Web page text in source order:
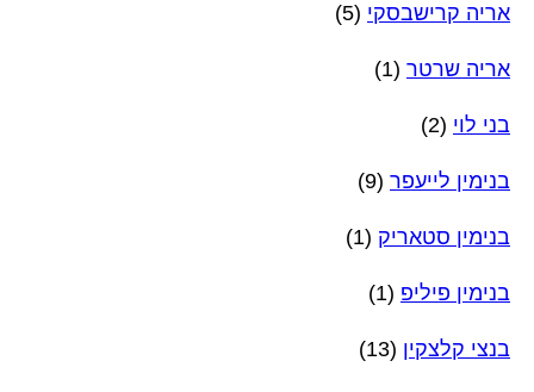
אריה קרישבסקי (5)
אריה שרטר (1)
בני לוי (2)
בנימין לייעפר (9)
בנימין סטאריק (1)
בנימין פיליפ (1)
בנצי קלצקין (13)